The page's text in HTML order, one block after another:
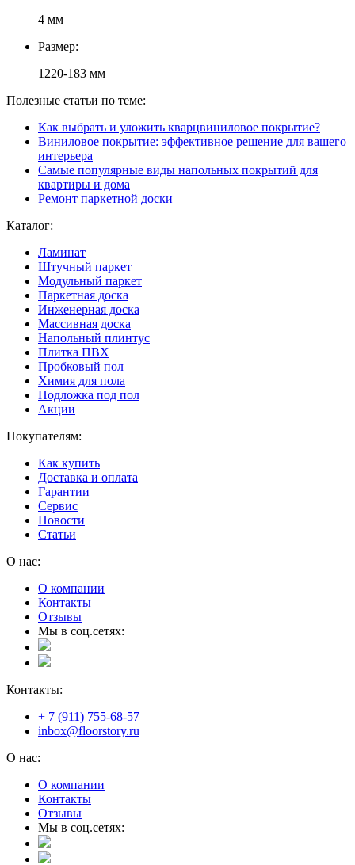
4 мм
Размер:
1220-183 мм
Полезные статьи по теме:
Как выбрать и уложить кварцвиниловое покрытие?
Виниловое покрытие: эффективное решение для вашего
интерьера
Самые популярные виды напольных покрытий для
квартиры и дома
Ремонт паркетной доски
Каталог:
Ламинат
Штучный паркет
Модульный паркет
Паркетная доска
Инженерная доска
Массивная доска
Напольный плинтус
Плитка ПВХ
Пробковый пол
Химия для пола
Подложка под пол
Акции
Покупателям:
Как купить
Доставка и оплата
Гарантии
Сервис
Новости
Статьи
О нас:
О компании
Контакты
Отзывы
Мы в соц.сетях:
Контакты:
+ 7 (911) 755-68-57
inbox@floorstory.ru
О нас:
О компании
Контакты
Отзывы
Мы в соц.сетях: